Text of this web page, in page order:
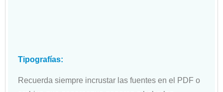
Tipografías:
Recuerda siempre incrustar las fuentes en el PDF o